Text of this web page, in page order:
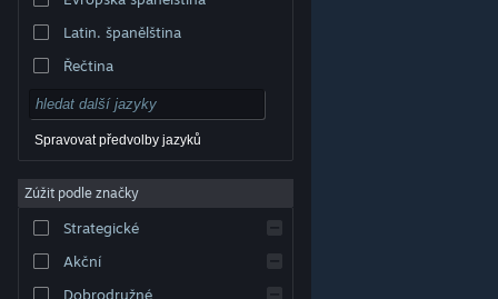
© Valve Corporation. Všechna práva vyhrazena.
příslušných subjektů v USA a dalších zemích.
Smlouva o užívání služby Steam
Cookies
Latin. španělština
Řečtina
Spravovat předvolby jazyků
Zúžit podle značky
Strategické
Akční
Dobrodružné